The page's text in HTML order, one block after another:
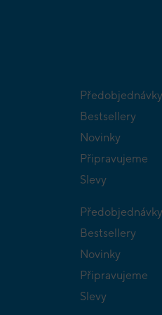
Předobjednávky
Bestsellery
Novinky
Připravujeme
Slevy
Předobjednávky
Bestsellery
Novinky
Připravujeme
Slevy